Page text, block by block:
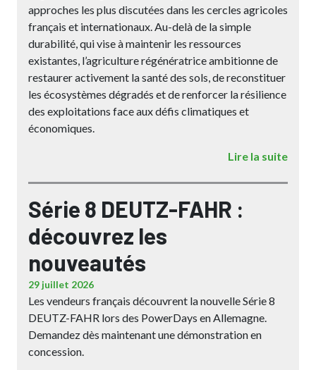
approches les plus discutées dans les cercles agricoles
français et internationaux. Au-delà de la simple
durabilité, qui vise à maintenir les ressources
existantes, l’agriculture régénératrice ambitionne de
restaurer activement la santé des sols, de reconstituer
les écosystèmes dégradés et de renforcer la résilience
des exploitations face aux défis climatiques et
économiques.
Lire la suite
Série 8 DEUTZ-FAHR :
découvrez les
nouveautés
29 juillet 2026
Les vendeurs français découvrent la nouvelle Série 8
DEUTZ-FAHR lors des PowerDays en Allemagne.
Demandez dès maintenant une démonstration en
concession.